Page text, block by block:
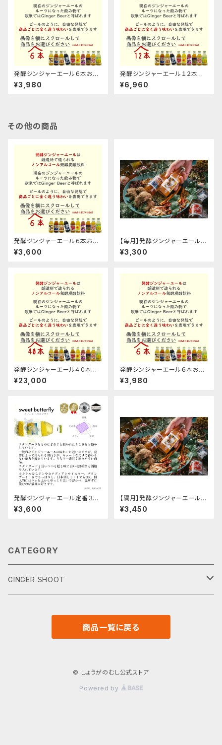
発酵ジンジャーエール６本お選
びくださいギフト箱セット
¥3,980
発酵ジンジャーエール１２本お
選びくださいセット
¥6,960
その他の商品
発酵ジンジャーエール６本お選
びくださいセット
¥3,600
【毎月】発酵ジンジャーエール６
本定期便
¥3,300
発酵ジンジャーエール４０本お
選びくださいセット
¥23,000
発酵ジンジャーエール６本お選
びくださいギフト箱セット
¥3,980
発酵ジンジャーエール定番３種
の６本セット
¥3,600
【隔月】発酵ジンジャーエール６
本定期便
¥3,450
CATEGORY
GINGER SHOOT
商品一覧に戻る
© しょうがのむし公式ストア
Powered by